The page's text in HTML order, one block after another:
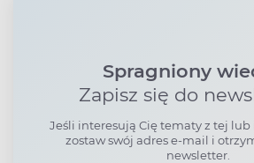
Spragniony
Zapisz się do
Jeśli interesują Cię tematy z tej
zostaw swój adres e-mail i
newsletter.